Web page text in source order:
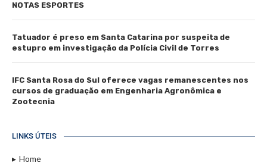
NOTAS ESPORTES
Tatuador é preso em Santa Catarina por suspeita de
estupro em investigação da Polícia Civil de Torres
IFC Santa Rosa do Sul oferece vagas remanescentes nos
cursos de graduação em Engenharia Agronômica e
Zootecnia
LINKS ÚTEIS
Home